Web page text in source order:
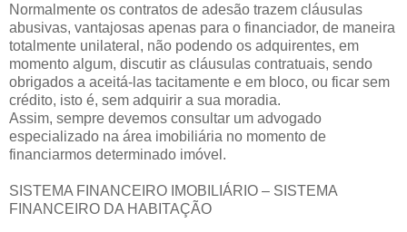
Normalmente os contratos de adesão trazem cláusulas
abusivas, vantajosas apenas para o financiador, de maneira
totalmente unilateral, não podendo os adquirentes, em
momento algum, discutir as cláusulas contratuais, sendo
obrigados a aceitá-las tacitamente e em bloco, ou ficar sem
crédito, isto é, sem adquirir a sua moradia.
Assim, sempre devemos consultar um advogado
especializado na área imobiliária no momento de
financiarmos determinado imóvel.
SISTEMA FINANCEIRO IMOBILIÁRIO – SISTEMA
FINANCEIRO DA HABITAÇÃO